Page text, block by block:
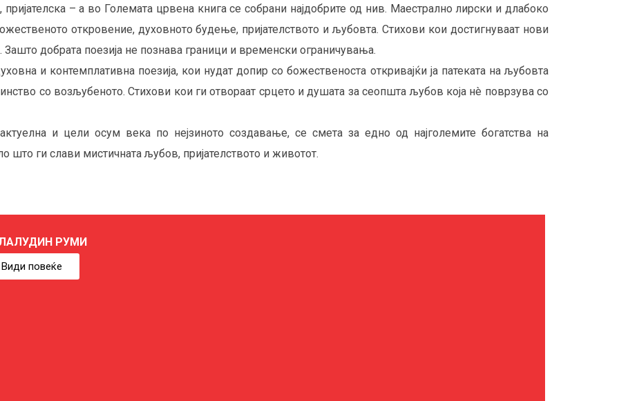
– а во Големата црвена книга се собрани најдобрите од нив. Маестрално лирски и длабоко
откровение, духовното будење, пријателството и љубовта. Стихови кои достигнуваат нови
добрата поезија не познава граници и временски ограничувања.
и контемплативна поезија, кои нудат допир со божественоста откривајќи ја патеката на љубовта
со возљубеното. Стихови кои ги отвораат срцето и душата за сеопшта љубов која нè поврзува со
и цели осум века по нејзиното создавање, се смета за едно од најголемите богатства на
што ги слави мистичната љубов, пријателството и животот.
РУМИ
Види повеќе